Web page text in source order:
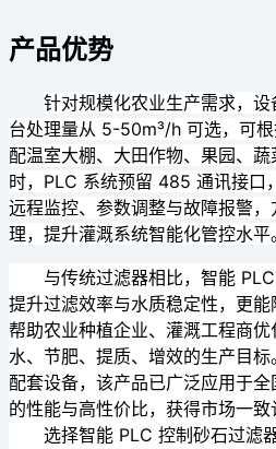
产品优势
针对规模化农业生产需求，
台处理量从 5-50m³/h 可选，可
配温室大棚、大田作物、果园、
时，PLC 系统预留 485 通讯接口
远程监控、参数调整与故障报警
理，提升灌溉系统智能化管控水平。
与传统过滤器相比，智能
提升过滤效率与水质稳定性，更能
帮助农业种植企业、灌溉工程商
水、节肥、提质、增效的生产目
配套设备，该产品已广泛应用于
的性能与高性价比，获得市场一致
选择智能 PLC 控制砂石过滤